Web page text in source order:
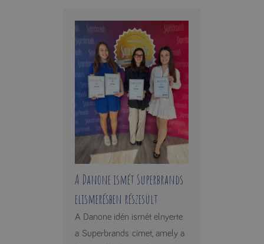
A Danone ismét Superbrands
elismerésben részesült
A Danone idén ismét elnyerte
a Superbrands címet, amely a